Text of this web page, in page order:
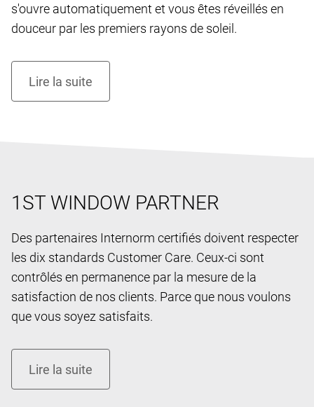
s'ouvre automatiquement et vous êtes réveillés en
douceur par les premiers rayons de soleil.
1ST WINDOW PARTNER
Des partenaires Internorm certifiés doivent respecter
les dix standards Customer Care. Ceux-ci sont
contrôlés en permanence par la mesure de la
satisfaction de nos clients. Parce que nous voulons
que vous soyez satisfaits.